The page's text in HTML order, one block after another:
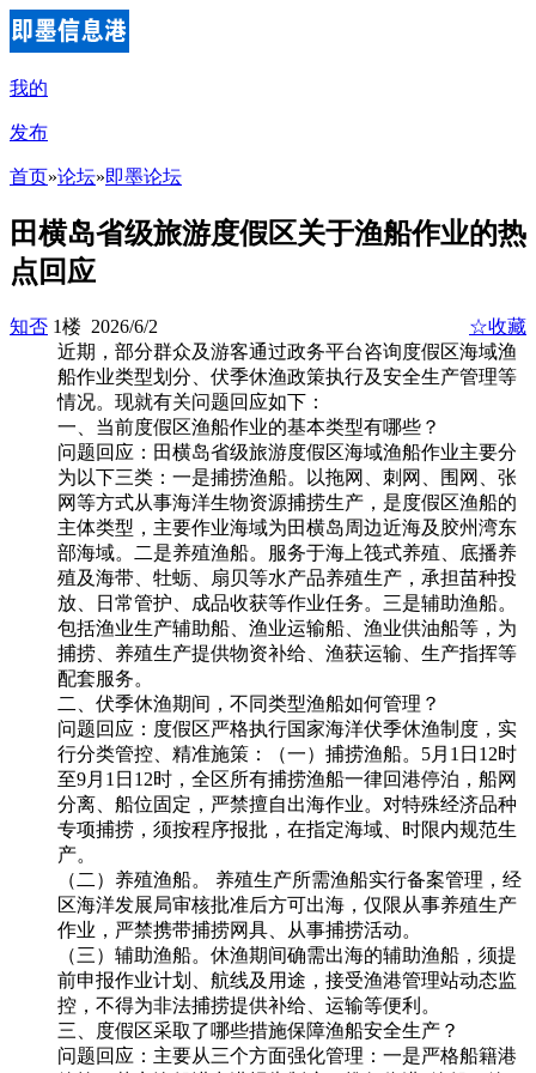
我的
发布
首页»论坛»即墨论坛
田横岛省级旅游度假区关于渔船作业的热
点回应
知否 1楼 2026/6/2
☆收藏
近期，部分群众及游客通过政务平台咨询度假区海域渔
船作业类型划分、伏季休渔政策执行及安全生产管理等
情况。现就有关问题回应如下：
一、当前度假区渔船作业的基本类型有哪些？
问题回应：田横岛省级旅游度假区海域渔船作业主要分
为以下三类：一是捕捞渔船。以拖网、刺网、围网、张
网等方式从事海洋生物资源捕捞生产，是度假区渔船的
主体类型，主要作业海域为田横岛周边近海及胶州湾东
部海域。二是养殖渔船。服务于海上筏式养殖、底播养
殖及海带、牡蛎、扇贝等水产品养殖生产，承担苗种投
放、日常管护、成品收获等作业任务。三是辅助渔船。
包括渔业生产辅助船、渔业运输船、渔业供油船等，为
捕捞、养殖生产提供物资补给、渔获运输、生产指挥等
配套服务。
二、伏季休渔期间，不同类型渔船如何管理？
问题回应：度假区严格执行国家海洋伏季休渔制度，实
行分类管控、精准施策：（一）捕捞渔船。5月1日12时
至9月1日12时，全区所有捕捞渔船一律回港停泊，船网
分离、船位固定，严禁擅自出海作业。对特殊经济品种
专项捕捞，须按程序报批，在指定海域、时限内规范生
产。
（二）养殖渔船。 养殖生产所需渔船实行备案管理，经
区海洋发展局审核批准后方可出海，仅限从事养殖生产
作业，严禁携带捕捞网具、从事捕捞活动。
（三）辅助渔船。休渔期间确需出海的辅助渔船，须提
前申报作业计划、航线及用途，接受渔港管理站动态监
控，不得为非法捕捞提供补给、运输等便利。
三、度假区采取了哪些措施保障渔船安全生产？
问题回应：主要从三个方面强化管理：一是严格船籍港